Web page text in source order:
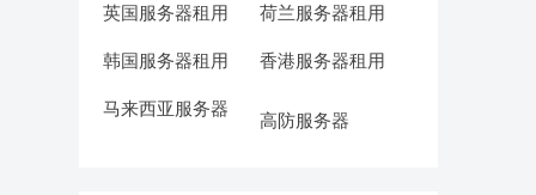
英国服务器租用 荷兰服务器租用
韩国服务器租用 香港服务器租用
马来西亚服务器
高防服务器